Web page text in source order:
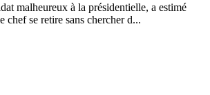
malheureux à la présidentielle, a estimé
chef se retire sans chercher d...